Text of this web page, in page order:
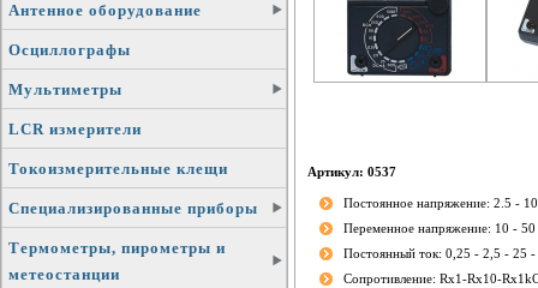
Антенное оборудование
Осциллографы
Мультиметры
LCR измерители
Токоизмерительные клещи
Специализированные приборы
Термометры, пирометры и
метеостанции
Артикул: 0537
Постоянное напряжение: 2.5 -
Переменное напряжение: 10 -
Постоянный ток: 0,25 - 2,5 - 25
Сопротивление: Rx1-Rx10-